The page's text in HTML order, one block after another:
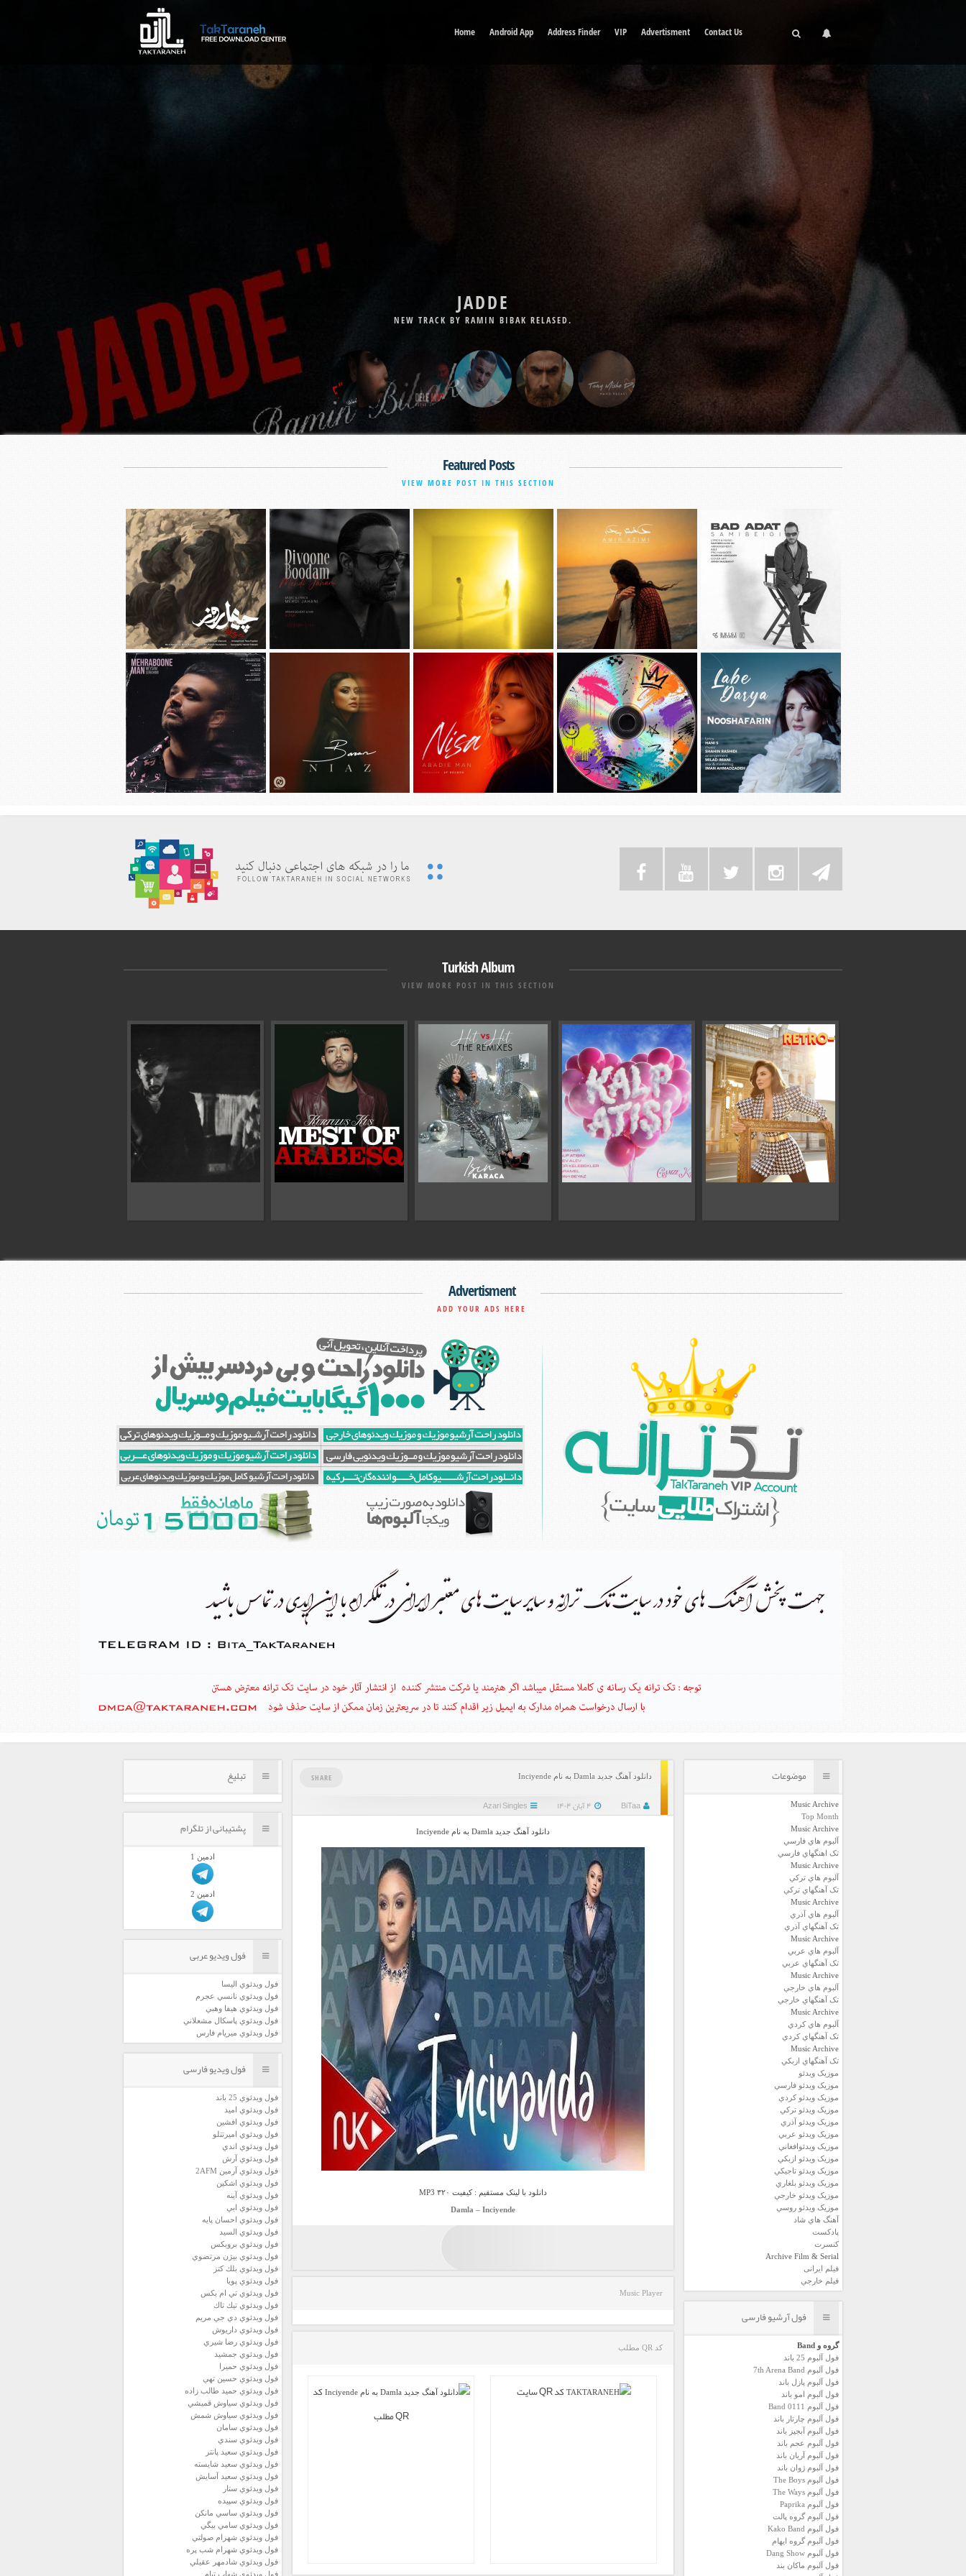
Home Android App Address Finder VIP Advertisment Contact Us
DELE MAN
NEW TRACK BY BABAK JAHANBAKHSH RELASED.
Featured Posts
VIEW MORE POST IN THIS SECTION
دانلود آهنگ جديد محسن چاوشی به نام
چهل روز
دانلود آهنگ جديد مهدی جهانی به نام
دیوونه بودم
دانلود آهنگ جديد سیجل و سوگند به نام
وقتی رفت
دانلود آهنگ جديد امیر عظیمی به نام
دختر بندر
دانلود آهنگ جديد سامی بیگی به نام بد
عادت
مهربون من
Turkish Album
VIEW MORE POST IN THIS SECTION
Advertisment
ADD YOUR ADS HERE
موضوعات
Music Archive
Top Month
Music Archive
آلبوم هاي فارسي
تک اهنگهاي فارسي
Music Archive
آلبوم هاي ترکي
تک آهنگهاي ترکي
Music Archive
آلبوم هاي آذري
تک آهنگهاي آذري
Music Archive
آلبوم هاي عربي
تک آهنگهاي عربي
Music Archive
آلبوم هاي خارجي
تک آهنگهاي خارجي
Music Archive
آلبوم هاي کردي
تک آهنگهاي کردي
Music Archive
تک آهنگهاي ازبکي
موزيک ويدئو
موزيک ويدئو فارسي
موزيک ويدئو كردي
موزيک ويدئو تركي
موزيک ويدئو آذري
موزيک ويدئو عربي
موزيک ويدئوافغاني
موزيک ويدئو ازبكي
موزيک ويدئو تاجيكي
موزيک ويدئو بلغاري
موزيک ويدئو خارجي
موزيک ويدئو روسي
آهنگ هاي شاد
پادكست
كنسرت
Archive Film & Serial
فیلم ایرانی
فیلم خارجي
فول آرشیو فارسی
گروه و Band
فول آلبوم 25 باند
فول آلبوم 7th Arena Band
فول آلبوم پازل باند
فول آلبوم امو باند
فول آلبوم 0111 Band
فول آلبوم چارتار باند
فول آلبوم آبجيز باند
فول آلبوم عجم باند
فول آلبوم آريان باند
فول آلبوم ژوان باند
فول آلبوم The Boys
فول آلبوم The Ways
فول آلبوم Paprika
فول آلبوم گروه پالت
فول آلبوم Kako Band
فول آلبوم گروه ایهام
فول آلبوم Dang Show
فول آلبوم ماکان بند
دانلود آهنگ جدید Damla به نام Inciyende
BiTaa
Azari Singles
SHARE
دانلود آهنگ جدید Damla به نام Inciyende
دانلود با لینک مستقیم : کیفیت ۳۲۰ MP3
Damla – Inciyende
Music Player
کد QR مطلب
کد
QR مطلب
کد QR سایت
تبلیغ
پشتیبانی از تلگرام
ادمين 1
ادمين 2
فول ویدیو عربی
فول ويدئوي اليسا
فول ويدئوي نانسي عجرم
فول ويدئوي هيفا وهبي
فول ويدئوي پاسكال مشعلاني
فول ويدئوي ميريام فارس
فول ویدیو فارسی
فول ويدئوي 25 باند
فول ويدئوي اميد
فول ويدئوي افشين
فول ويدئوي اميرتتلو
فول ويدئوي اندي
فول ويدئوي آرش
فول ويدئوي آرمين 2AFM
فول ويدئوي اشكين
فول ويدئوي آينه
فول ويدئوي ابي
فول ويدئوي احسان پايه
فول ويدئوي السيد
فول ويدئوي بروبكس
فول ويدئوي بيژن مرتضوي
فول ويدئوي بلك كتز
فول ويدئوي پويا
فول ويدئوي تي ام بكس
فول ويدئوي تيك تاك
فول ويدئوي دي جي مريم
فول ويدئوي داريوش
فول ويدئوي رضا شيري
فول ويدئوي جمشيد
فول ويدئوي حميرا
فول ويدئوي حسين تهي
فول ويدئوي حميد طالب زاده
فول ويدئوي سياوش قميشي
فول ويدئوي سياوش شمش
فول ويدئوي سامان
فول ويدئوي سندي
فول ويدئوي سعيد پانتر
فول ويدئوي سعيد شايسته
فول ويدئوي سعيد آسايش
فول ويدئوي ستار
فول ويدئوي سپيده
فول ويدئوي ساسي مانكن
فول ويدئوي سامي بيگي
فول ويدئوي شهرام صولتي
فول ويدئوي شهرام شب پره
فول ويدئوي شادمهر عقيلي
فول ويدئوي شهاب تيام